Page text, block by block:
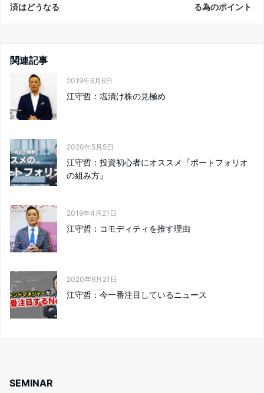
済はどうなる
る為のポイント
関連記事
2019年6月6日
江守哲：塩漬け株の見極め
2020年5月5日
江守哲：投資初心者にオススメ『ポートフォリオ
の組み方』
2019年4月21日
江守哲：コモディティを推す理由
2020年9月21日
江守哲：今一番注目しているニュース
SEMINAR